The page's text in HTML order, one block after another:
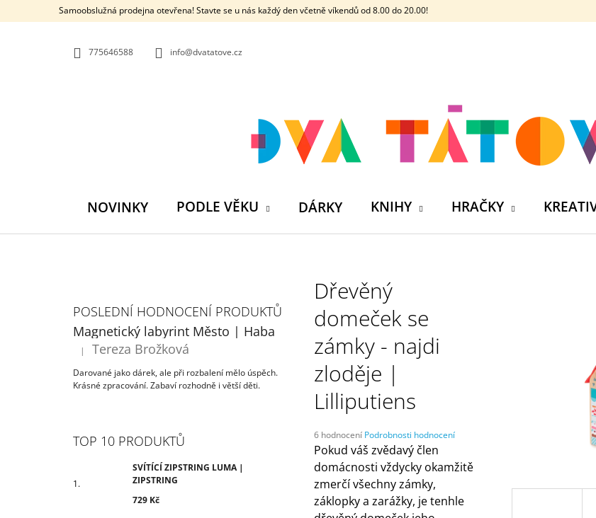
Samoobslužná prodejna otevřena! Stavte se u nás každý den včetně víkendů od 8.00 do 20.00!
775646588 info@dvatatove.cz
NOVINKY PODLE VĚKU DÁRKY KNIHY HRAČKY
POSLEDNÍ HODNOCENÍ PRODUKTŮ
Magnetický labyrint Město | Haba
Hodnocení produktu je 5 z 5 hvězdiček.
| Tereza Brožková
Darované jako dárek, ale při rozbalení mělo úspěch.
Krásné zpracování. Zabaví rozhodně i větší děti.
TOP 10 PRODUKTŮ
SVÍTÍCÍ ZIPSTRING LUMA |
ZIPSTRING
729 Kč
Dřevěný
domeček se
zámky - najdi
zloděje |
Lilliputiens
Průměrné
hodnocení
produktu
je
5,0
z
6 hodnocení Podrobnosti hodnocení
Pokud váš zvědavý člen
domácnosti vždycky okamžitě
zmerčí všechny zámky,
záklopky a zarážky, je tenhle
O
HLEDAT
SVÍTÍCÍ ZIPSTRING LUMA | ZIPSTRING
729 Kč
MŮJ PRÁZDNINOVÝ KÁMOŠ - KNIHA
ÚKOLŮ A AKTIVIT (3 - 6 LET) | DVA
TÁTOVÉ
199 Kč